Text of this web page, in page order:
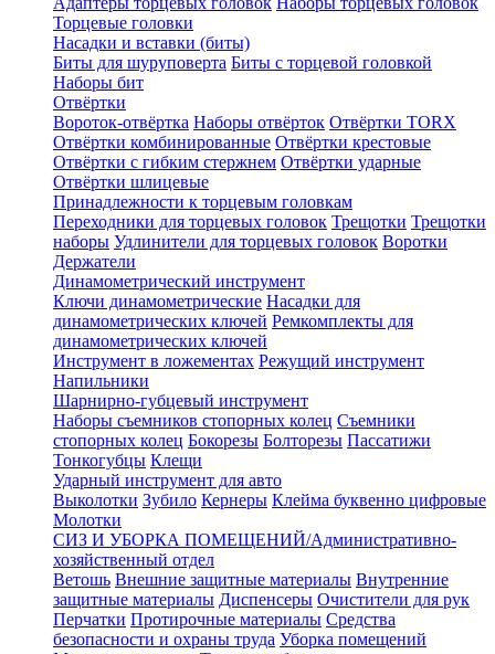
Торцевые головки
Насадки и вставки (биты)
Биты для шуруповерта Биты с торцевой головкой
Наборы бит
Отвёртки
Вороток-отвёртка Наборы отвёрток Отвёртки TORX
Отвёртки комбинированные Отвёртки крестовые
Отвёртки с гибким стержнем Отвёртки ударные
Отвёртки шлицевые
Принадлежности к торцевым головкам
Переходники для торцевых головок Трещотки Трещотки
наборы Удлинители для торцевых головок Воротки
Держатели
Динамометрический инструмент
Ключи динамометрические Насадки для
динамометрических ключей Ремкомплекты для
динамометрических ключей
Инструмент в ложементах Режущий инструмент
Напильники
Шарнирно-губцевый инструмент
Наборы съемников стопорных колец Съемники
стопорных колец Бокорезы Болторезы Пассатижи
Тонкогубцы Клещи
Ударный инструмент для авто
Выколотки Зубило Кернеры Клейма буквенно цифровые
Молотки
СИЗ И УБОРКА ПОМЕЩЕНИЙ/Административно-
хозяйственный отдел
Ветошь Внешние защитные материалы Внутренние
защитные материалы Диспенсеры Очистители для рук
Перчатки Протирочные материалы Средства
безопасности и охраны труда Уборка помещений